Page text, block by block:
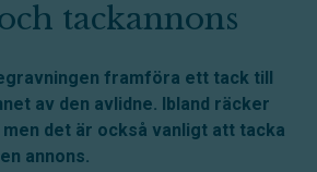
tackannons
framföra ett tack till
av den avlidne. Ibland räcker
det är också vanligt att tacka
annons.